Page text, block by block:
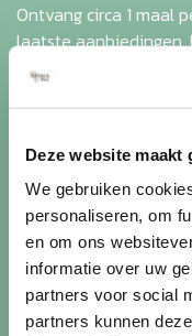
Deze website maakt
We gebruiken
personaliseren, om
en om ons
informatie over uw
partners voor social
partners kunnen
Ontvang circa 1 maal
laatste aanbiedingen.
uitschrijven via de
Aanmelden
Lees in ons
gegevens.